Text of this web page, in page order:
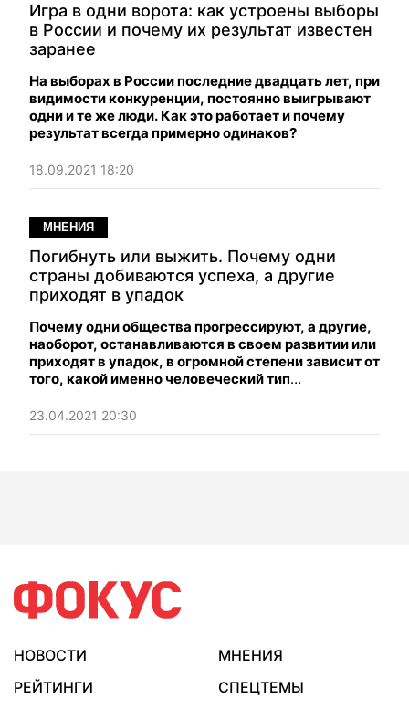
Игра в одни ворота: как устроены выборы
в России и почему их результат известен
заранее
На выборах в России последние двадцать лет, при
видимости конкуренции, постоянно выигрывают
одни и те же люди. Как это работает и почему
результат всегда примерно одинаков?
18.09.2021 18:20
МНЕНИЯ
Погибнуть или выжить. Почему одни
страны добиваются успеха, а другие
приходят в упадок
Почему одни общества прогрессируют, а другие,
наоборот, останавливаются в своем развитии или
приходят в упадок, в огромной степени зависит от
того, какой именно человеческий тип
социальной пирамиды.
23.04.2021 20:30
НОВОСТИ
МНЕНИЯ
РЕЙТИНГИ
СПЕЦТЕМЫ